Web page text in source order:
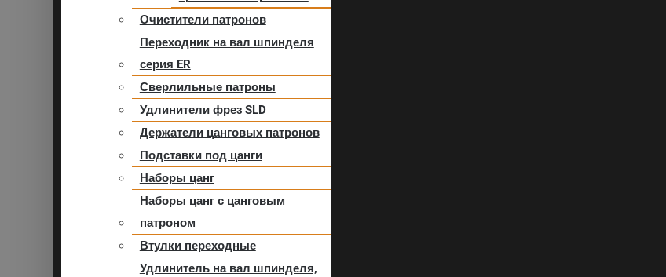
Очистители патронов
Переходник на вал шпинделя
серия ER
Сверлильные патроны
Удлинители фрез SLD
Держатели цанговых патронов
Подставки под цанги
Наборы цанг
Наборы цанг с цанговым
патроном
Втулки переходные
Удлинитель на вал шпинделя,